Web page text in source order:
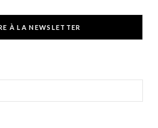
w t
À LA NEWSLETTER